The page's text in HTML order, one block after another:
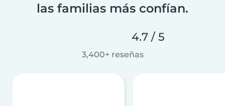
las familias más confían.
4.7 / 5
3,400+ reseñas